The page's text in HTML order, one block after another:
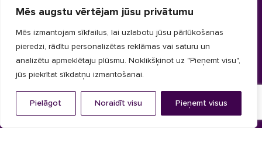
Mēs augstu vērtējam jūsu privātumu
Mēs izmantojam sīkfailus, lai uzlabotu jūsu pārlūkošanas
pieredzi, rādītu personalizētas reklāmas vai saturu un
analizētu apmeklētaju plūsmu. Noklikšķinot uz "Pieņemt visu",
jūs piekrītat sīkdatņu izmantošanai.
Pielāgot Noraidīt visu Pieņemt visus
Tehniskās lameles
Alumīnija ventilācijas restes
Nepārtrauktas Z formas lameles